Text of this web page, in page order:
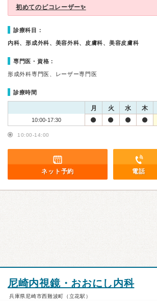
初めてのピコレーザー✨
診療科目：
内科、形成外科、美容外科、皮膚科、美容皮膚科
専門医・資格：
形成外科専門医、レーザー専門医
診療時間
月 火 水 木
10:00-17:30
10:00-14:00
ネット予約 電話
尼崎内視鏡・おおにし内科
兵庫県尼崎市西難波町（立花駅）